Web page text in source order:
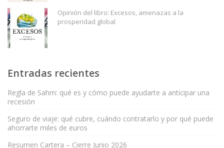
Opinión del libro: Excesos, amenazas a la
prosperidad global
Entradas recientes
Regla de Sahm: qué es y cómo puede ayudarte a anticipar una
recesión
Seguro de viaje: qué cubre, cuándo contratarlo y por qué puede
ahorrarte miles de euros
Resumen Cartera – Cierre Junio 2026